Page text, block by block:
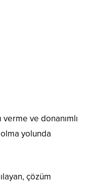
ve donanımlı
yolunda
çözüm